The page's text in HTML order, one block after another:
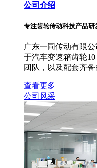
公司介绍
专注齿轮传动科技产品研
广东一同传动有限
于汽车变速箱齿轮
团队，以及配套齐备
查看更多
公司风采